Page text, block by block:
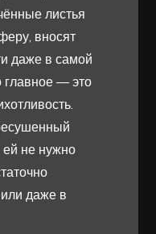
листья
вносят
даже в самой
главное — это
ей не нужно
или даже в